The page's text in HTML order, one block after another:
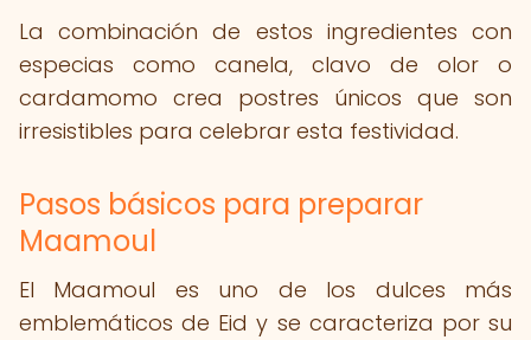
La combinación de estos ingredientes con
especias como canela, clavo de olor o
cardamomo crea postres únicos que son
irresistibles para celebrar esta festividad.
Pasos básicos para preparar
Maamoul
El Maamoul es uno de los dulces más
emblemáticos de Eid y se caracteriza por su